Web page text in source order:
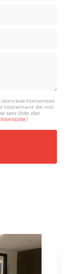
transmises
traitement de ma
sera faite des
)